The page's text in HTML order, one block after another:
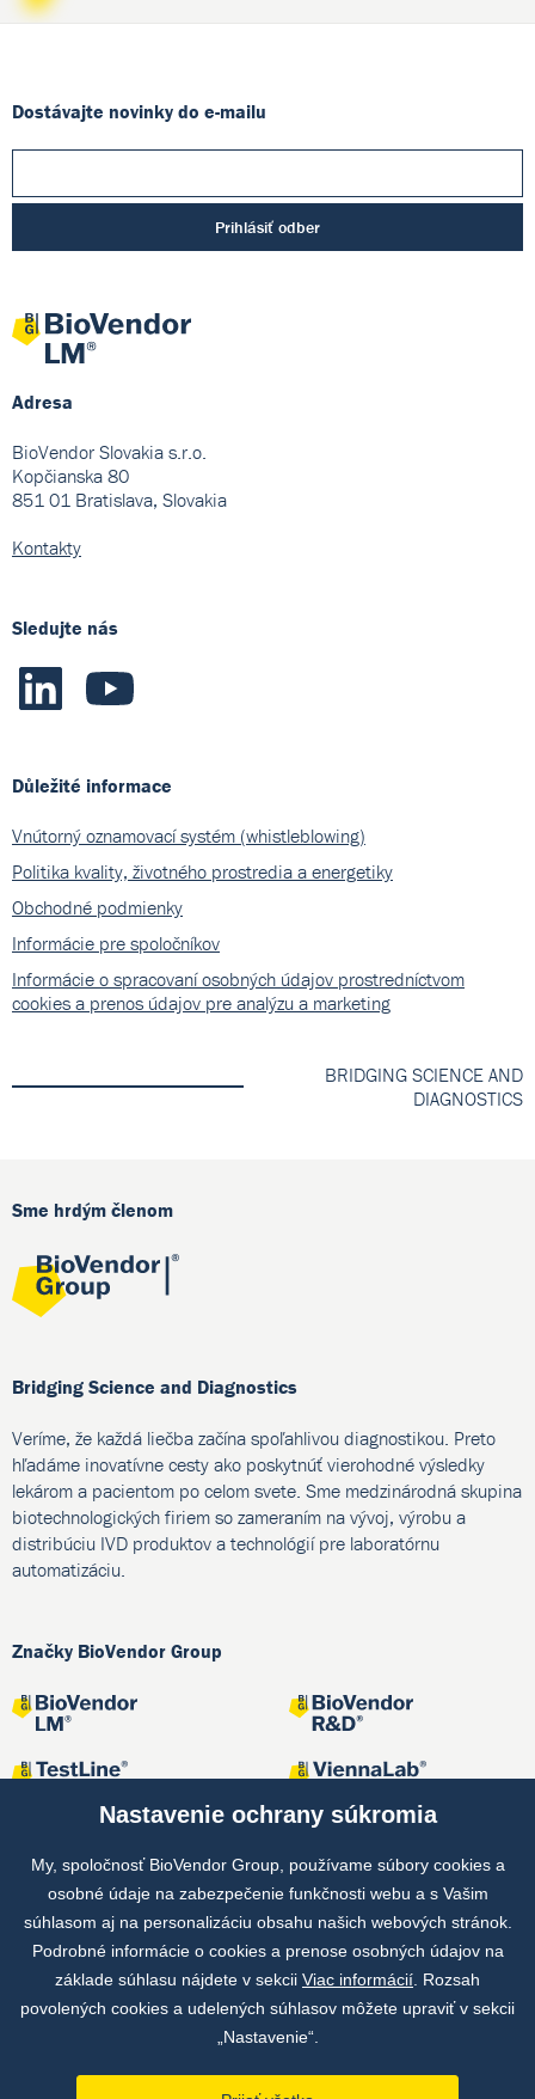
Dostávajte novinky do e-mailu
Prihlásiť odber
Adresa
BioVendor Slovakia s.r.o.
Kopčianska 80
851 01 Bratislava, Slovakia
Kontakty
Sledujte nás
Důležité informace
Vnútorný oznamovací systém (whistleblowing)
Politika kvality, životného prostredia a energetiky
Obchodné podmienky
Informácie pre spoločníkov
Informácie o spracovaní osobných údajov prostredníctvom
cookies a prenos údajov pre analýzu a marketing
BRIDGING SCIENCE AND
DIAGNOSTICS
Sme hrdým členom
Bridging Science and Diagnostics
Veríme, že každá liečba začína spoľahlivou diagnostikou. Preto
hľadáme inovatívne cesty ako poskytnúť vierohodné výsledky
lekárom a pacientom po celom svete. Sme medzinárodná skupina
biotechnologických firiem so zameraním na vývoj, výrobu a
distribúciu IVD produktov a technológií pre laboratórnu
automatizáciu.
Značky BioVendor Group
Spoločné projekty
Nastavenie ochrany súkromia
My, spoločnosť BioVendor Group, používame súbory cookies a
osobné údaje na zabezpečenie funkčnosti webu a s Vašim
súhlasom aj na personalizáciu obsahu našich webových stránok.
Podrobné informácie o cookies a prenose osobných údajov na
základe súhlasu nájdete v sekcii Viac informácií . Rozsah
povolených cookies a udelených súhlasov môžete upraviť v sekcii
„Nastavenie“.